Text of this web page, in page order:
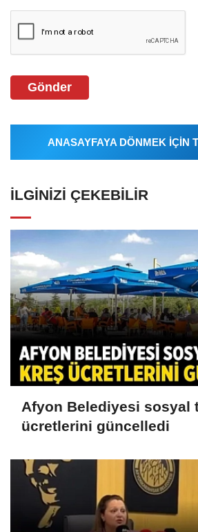
Gönder
ANASAYFAYA DÖNMEK İÇİN
İLGINIZI ÇEKEBILIR
Afyon Belediyesi sosyal
ücretlerini güncelledi